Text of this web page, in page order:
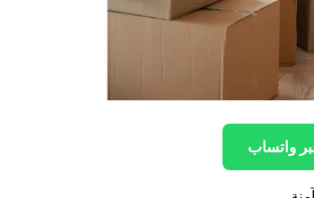
واتساب